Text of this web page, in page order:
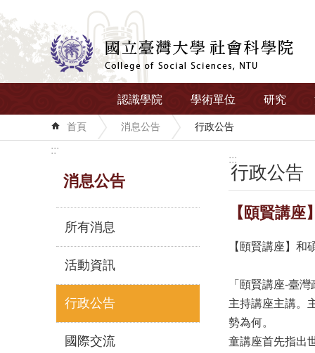
跳到主要內容區塊
認識學院 學術單位 研究
首頁 消息公告 行政公告
:::
消息公告
所有消息
活動資訊
行政公告
國際交流
:::
行政公告
【頤賢講
【頤賢講座】
「頤賢講座-臺
主持講座主講。
勢為何。
童講座首先指出